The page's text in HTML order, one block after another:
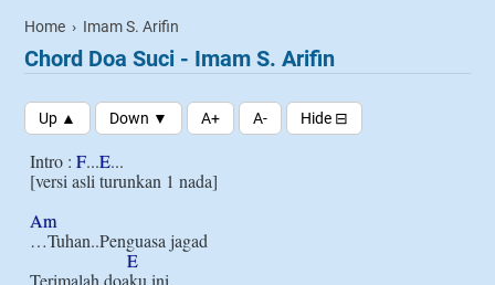
Home › Imam S. Arifin
Chord Doa Suci - Imam S. Arifin
Intro : F...E...
[versi asli turunkan 1 nada]
Am
…Tuhan..Penguasa jagad
E
Terimalah doaku ini..